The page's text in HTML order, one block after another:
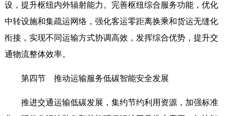
设，提升枢纽内外辐射能力。完善枢纽综合服务功能，优化
中转设施和集疏运网络，强化客运零距离换乘和货运无缝化
衔接，实现不同运输方式协调高效，发挥综合优势，提升交
通物流整体效率。
第四节 推动运输服务低碳智能安全发展
推进交通运输低碳发展，集约节约利用资源，加强标准